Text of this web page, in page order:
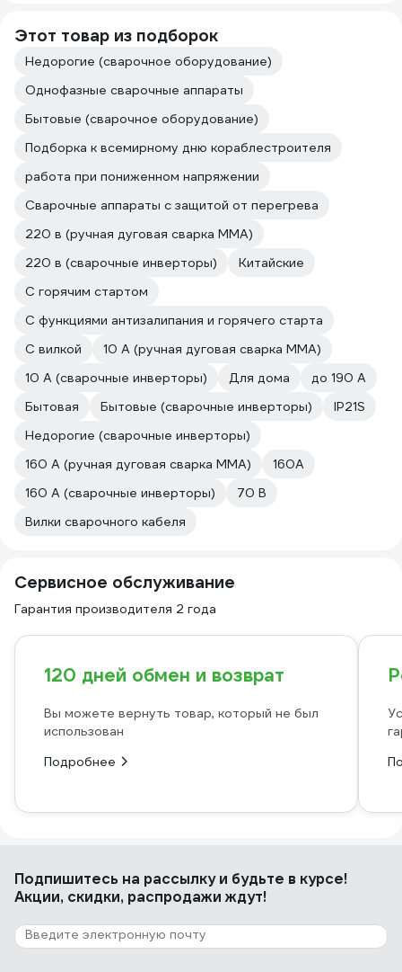
Этот товар из подборок
Недорогие (сварочное оборудование)
Однофазные сварочные аппараты
Бытовые (сварочное оборудование)
Подборка к всемирному дню кораблестроителя
работа при пониженном напряжении
Сварочные аппараты с защитой от перегрева
220 в (ручная дуговая сварка MMA)
220 в (сварочные инверторы)
Китайские
С горячим стартом
С функциями антизалипания и горячего старта
С вилкой
10 А (ручная дуговая сварка MMA)
10 А (сварочные инверторы)
Для дома
до 190 А
Бытовая
Бытовые (сварочные инверторы)
IP21S
Недорогие (сварочные инверторы)
160 А (ручная дуговая сварка MMA)
160А
160 А (сварочные инверторы)
70 В
Вилки сварочного кабеля
Сервисное обслуживание
Гарантия производителя 2 года
120 дней обмен и возврат
Вы можете вернуть товар, который не был
использован
Подробнее
Подпишитесь на рассылкуи будьте в курсе!
Акции, скидки, распродажи ждут!